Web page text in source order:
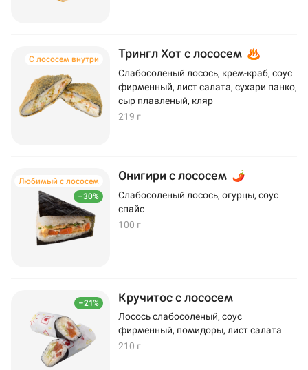
С лососем внутри Трингл Хот с лососем
Слабосоленый лосось, крем-краб, соус
фирменный, лист салата, сухари панко,
сыр плавленый, кляр
219 г
–30%
Любимый с лососем Онигири с лососем
Слабосоленый лосось, огурцы, соус
спайс
100 г
–21% Кручитос с лососем
Лосось слабосоленый, соус
фирменный, помидоры, лист салата
210 г